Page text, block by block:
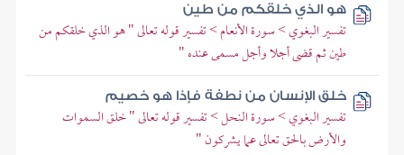
هو الذي خلقكم من طين
تفسير البغوي > سورة الأنعام > تفسير قوله تعالى " هو الذي خلقكم من
طين ثم قضى أجلا وأجل مسمى عنده "
خلق الإنسان من نطفة فإذا هو خصيم
تفسير البغوي > سورة النحل > تفسير قوله تعالى " خلق السموات
والأرض بالحق تعالى عما يشركون "